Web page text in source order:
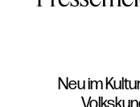
Neu im